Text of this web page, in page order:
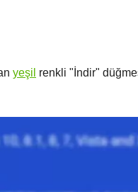
yeşil renkli " İndir"